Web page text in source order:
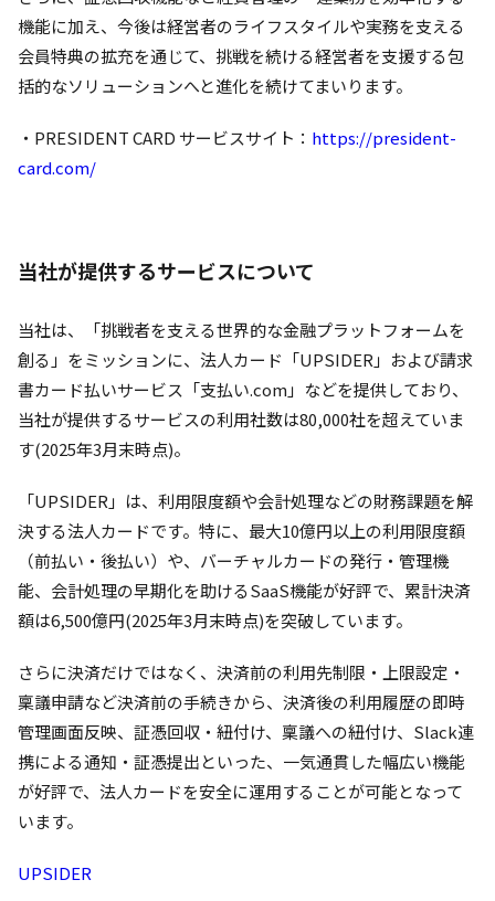
機能に加え、今後は経営者のライフスタイルや実務を支える
会員特典の拡充を通じて、挑戦を続ける経営者を支援する包
括的なソリューションへと進化を続けてまいります。
・PRESIDENT CARD サービスサイト： https://president-
card.com/
当社が提供するサービスについて
当社は、「挑戦者を支える世界的な金融プラットフォームを
創る」をミッションに、法人カード「UPSIDER」および請求
書カード払いサービス「支払い.com」などを提供しており、
当社が提供するサービスの利用社数は80,000社を超えていま
す(2025年3月末時点)。
「UPSIDER」は、利用限度額や会計処理などの財務課題を解
決する法人カードです。特に、最大10億円以上の利用限度額
（前払い・後払い）や、バーチャルカードの発行・管理機
能、会計処理の早期化を助けるSaaS機能が好評で、累計決済
額は6,500億円(2025年3月末時点)を突破しています。
さらに決済だけではなく、決済前の利用先制限・上限設定・
稟議申請など決済前の手続きから、決済後の利用履歴の即時
管理画面反映、証憑回収・紐付け、稟議への紐付け、Slack連
携による通知・証憑提出といった、一気通貫した幅広い機能
が好評で、法人カードを安全に運用することが可能となって
います。
UPSIDER